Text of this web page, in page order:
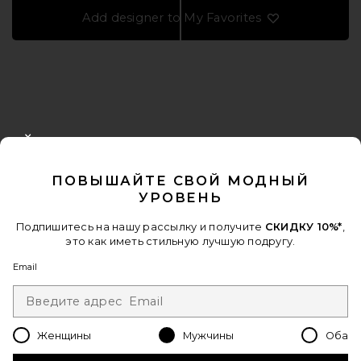
Add designer to My Favorites
FOOTER
Когда вы подписываетесь на нашу рассылку, указав свой email.
Отписаться можно в любой момент.политика
Email Address
ru
ПОВЫШАЙТЕ СВОЙ МОДНЫЙ
УРОВЕНЬ
Подпишитесь на нашу рассылку и получите СКИДКУ 10%*
это как иметь стильную лучшую подругу.
Email
Женщины Мужчины Оба